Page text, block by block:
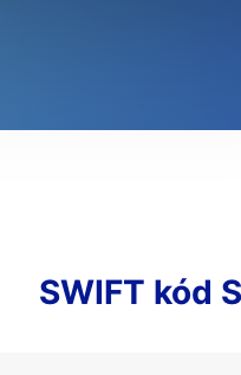
SWIFT kód